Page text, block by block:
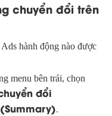
chuyển đổi trên
hành động nào được
menu bên trái, chọn
đổi
.